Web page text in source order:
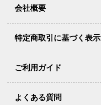
会社概要
特定商取引に基づく表示
ご利用ガイド
よくある質問